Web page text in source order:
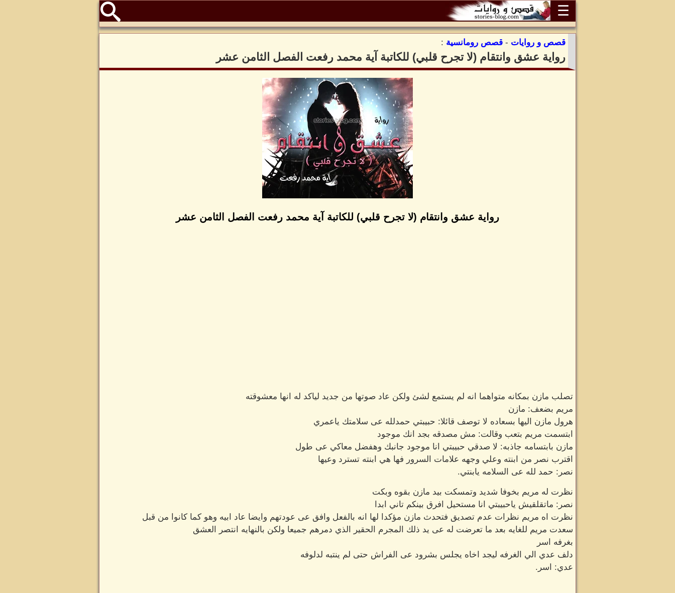
☰
قصص و روايات - قصص رومانسية :
رواية عشق وانتقام (لا تجرح قلبي) للكاتبة آية محمد رفعت الفصل الثامن عشر
رواية عشق وانتقام (لا تجرح قلبي) للكاتبة آية محمد رفعت الفصل الثامن عشر
تصلب مازن بمكانه متواهما انه لم يستمع لشئ ولكن عاد صوتها من جديد لياكد له انها معشوقته
مريم بضعف: مازن
هرول مازن اليها بسعاده لا توصف قائلا: حبيبتي حمدلله عى سلامتك ياعمري
ابتسمت مريم بتعب وقالت: مش مصدقه بجد انك موجود
مازن بابتسامه جاذبه: لا صدقي حبيبتي انا موجود جانبك وهفضل معاكي عى طول
اقترب نصر من ابنته وعلي وجهه علامات السرور فها هي ابنته تسترد وعيها
نصر: حمد لله عى السلامه يابنتي.
نظرت له مريم بخوفا شديد وتمسكت بيد مازن بقوه وبكت
نصر: ماتقلقيش ياحبيبتي انا مستحيل افرق بينكم تاني ابدا
نظرت اه مريم نظرات عدم تصديق فتحدث مازن مؤكدا لها انه بالفعل وافق عى عودتهم وايضا عاد ابيه وهو كما كانوا من قبل
سعدت مريم للغايه بعد ما تعرضت له عى يد ذلك المجرم الحقير الذي دمرهم جميعا ولكن بالنهايه انتصر العشق
بغرفه اسر
دلف عدي الي الغرفه ليجد اخاه يجلس بشرود عى الفراش حتى لم ينتبه لدلوفه
عدي: اسر.